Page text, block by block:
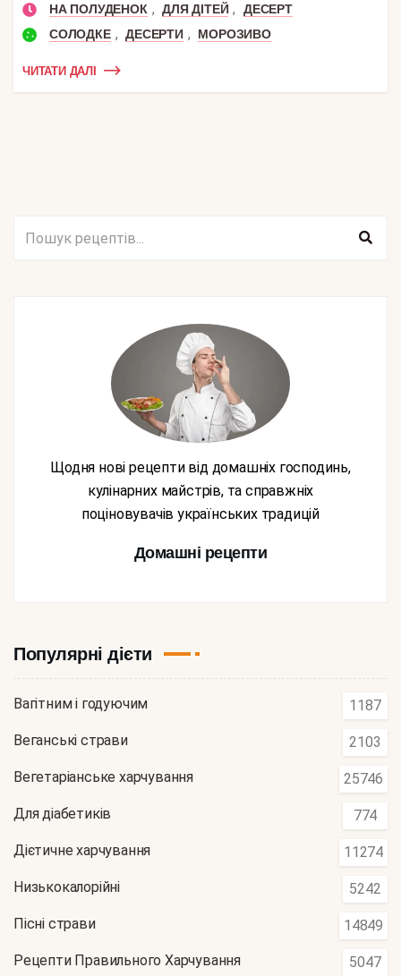
НА ПОЛУДЕНОК , ДЛЯ ДІТЕЙ ,
ДЕСЕРТ
СОЛОДКЕ , ДЕСЕРТИ , МОРОЗИВО
ЧИТАТИ ДАЛІ
Щодня нові рецепти від домашніх господинь,
кулінарних майстрів, та справжніх
поціновувачів українських традицій
Домашні рецепти
Популярні дієти
Вагітним і годуючим 1187
Веганські страви 2103
Вегетаріанське харчування 25746
Для діабетиків 774
Дієтичне харчування 11274
Низькокалорійні 5242
Пісні страви 14849
Рецепти Правильного Харчування 5047